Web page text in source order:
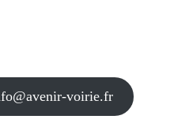
voirie.fr